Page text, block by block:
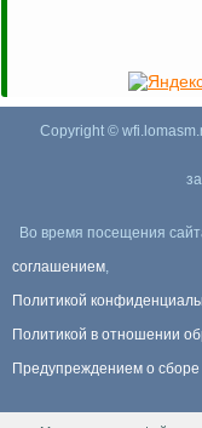
Copyright ©
Во время посещения
соглашением,
Политикой
Политикой в отношении
Предупреждением о сборе